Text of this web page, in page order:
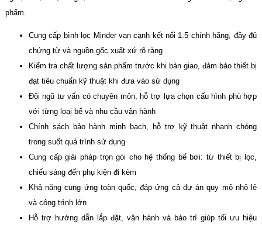
phẩm.
Cung cấp bình lọc Minder van cạnh kết nối 1.5 chính hãng, đầy đủ
chứng từ và nguồn gốc xuất xứ rõ ràng
Kiểm tra chất lượng sản phẩm trước khi bàn giao, đảm bảo thiết bị
đạt tiêu chuẩn kỹ thuật khi đưa vào sử dụng
Đội ngũ tư vấn có chuyên môn, hỗ trợ lựa chọn cấu hình phù hợp
với từng loại bể và nhu cầu vận hành
Chính sách bảo hành minh bạch, hỗ trợ kỹ thuật nhanh chóng
trong suốt quá trình sử dụng
Cung cấp giải pháp trọn gói cho hệ thống bể bơi: từ thiết bị lọc,
chiếu sáng đến phụ kiện đi kèm
Khả năng cung ứng toàn quốc, đáp ứng cả dự án quy mô nhỏ lẻ
và công trình lớn
Hỗ trợ hướng dẫn lắp đặt, vận hành và bảo trì giúp tối ưu hiệu